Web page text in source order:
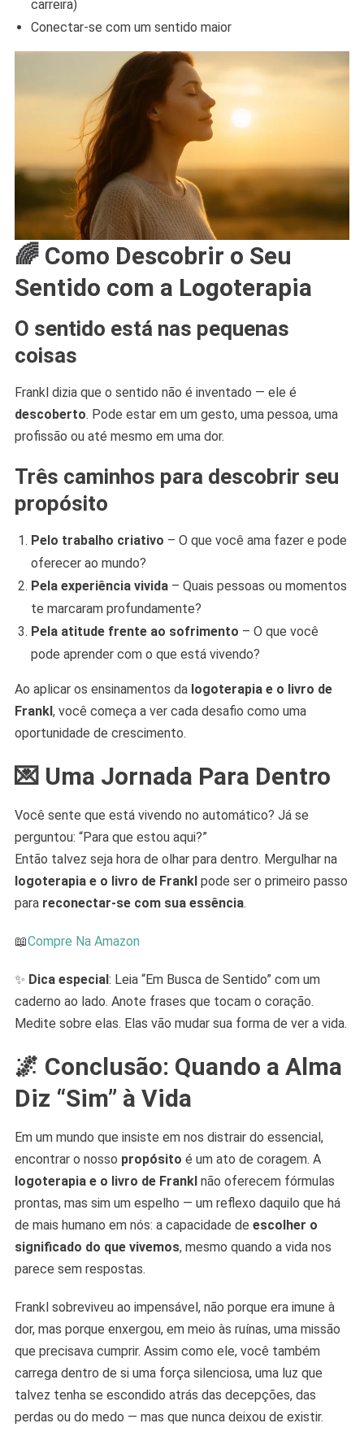
carreira)
Conectar-se com um sentido maior
🌈 Como Descobrir o Seu
Sentido com a Logoterapia
O sentido está nas pequenas
coisas
Frankl dizia que o sentido não é inventado — ele é
descoberto. Pode estar em um gesto, uma pessoa, uma
profissão ou até mesmo em uma dor.
Três caminhos para descobrir seu
propósito
Pelo trabalho criativo – O que você ama fazer e pode
oferecer ao mundo?
Pela experiência vivida– Quais pessoas ou momentos
te marcaram profundamente?
Pela atitude frente ao sofrimento – O que você
pode aprender com o que está vivendo?
Ao aplicar os ensinamentos da logoterapia e o livro de
Frankl , você começa a ver cada desafio como uma
oportunidade de crescimento.
💌 Uma Jornada Para Dentro
Você sente que está vivendo no automático? Já se
perguntou: “Para que estou aqui?”
Então talvez seja hora de olhar para dentro. Mergulhar na
logoterapia e o livro de Frankl pode ser o primeiro passo
para reconectar-se com sua essência.
📖Compre Na Amazon
✨ Dica especial : Leia “Em Busca de Sentido” com um
caderno ao lado. Anote frases que tocam o coração.
Medite sobre elas. Elas vão mudar sua forma de ver a vida.
🌌 Conclusão: Quando a Alma
Diz “Sim” à Vida
Em um mundo que insiste em nos distrair do essencial,
encontrar o nosso propósito é um ato de coragem. A
logoterapia e o livro de Frankl não oferecem fórmulas
prontas, mas sim um espelho — um reflexo daquilo que há
de mais humano em nós: a capacidade de escolher o
significado do que vivemos, mesmo quando a vida nos
parece sem respostas.
Frankl sobreviveu ao impensável, não porque era imune à
dor, mas porque enxergou, em meio às ruínas, uma missão
que precisava cumprir. Assim como ele, você também
carrega dentro de si uma força silenciosa, uma luz que
talvez tenha se escondido atrás das decepções, das
perdas ou do medo — mas que nunca deixou de existir.